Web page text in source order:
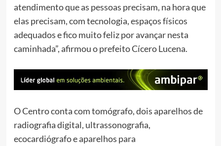
atendimento que as pessoas precisam, na hora que
elas precisam, com tecnologia, espaços físicos
adequados e fico muito feliz por avançar nesta
caminhada”, afirmou o prefeito Cícero Lucena.
O Centro conta com tomógrafo, dois aparelhos de
radiografia digital, ultrassonografia,
ecocardiógrafo e aparelhos para